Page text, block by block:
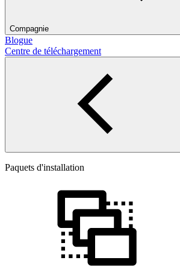
Compagnie
Blogue
Centre de téléchargement
Paquets d'installation